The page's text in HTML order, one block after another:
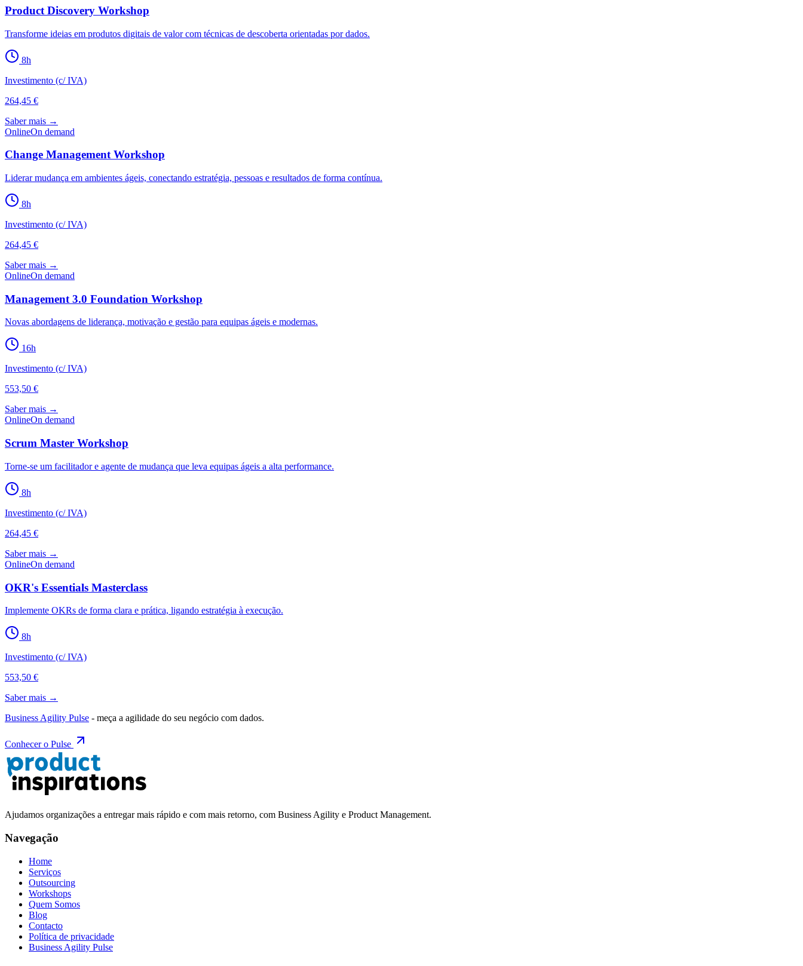
Product Discovery Workshop
Transforme ideias em produtos digitais de valor com técnicas de descoberta orientadas por dados.
8h
Investimento (c/ IVA)
264,45 €
Saber mais →
OnlineOn demand
Change Management Workshop
Liderar mudança em ambientes ágeis, conectando estratégia, pessoas e resultados de forma contínua.
8h
Investimento (c/ IVA)
264,45 €
Saber mais →
OnlineOn demand
Management 3.0 Foundation Workshop
Novas abordagens de liderança, motivação e gestão para equipas ágeis e modernas.
16h
Investimento (c/ IVA)
553,50 €
Saber mais →
OnlineOn demand
Scrum Master Workshop
Torne-se um facilitador e agente de mudança que leva equipas ágeis a alta performance.
8h
Investimento (c/ IVA)
264,45 €
Saber mais →
OnlineOn demand
OKR's Essentials Masterclass
Implemente OKRs de forma clara e prática, ligando estratégia à execução.
8h
Investimento (c/ IVA)
553,50 €
Saber mais →
Business Agility Pulse - meça a agilidade do seu negócio com dados.
Conhecer o Pulse
Ajudamos organizações a entregar mais rápido e com mais retorno, com Business Agility e Product Management.
Navegação
Home
Serviços
Outsourcing
Workshops
Quem Somos
Blog
Contacto
Política de privacidade
Business Agility Pulse